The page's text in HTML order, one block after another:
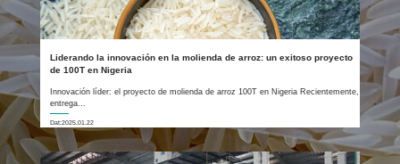
Liderando la innovación en la molienda de arroz: un exitoso proyecto
de 100T en Nigeria
Innovación líder: el proyecto de molienda de arroz 100T en Nigeria Recientemente,
entrega...
Dat:2025.01.22